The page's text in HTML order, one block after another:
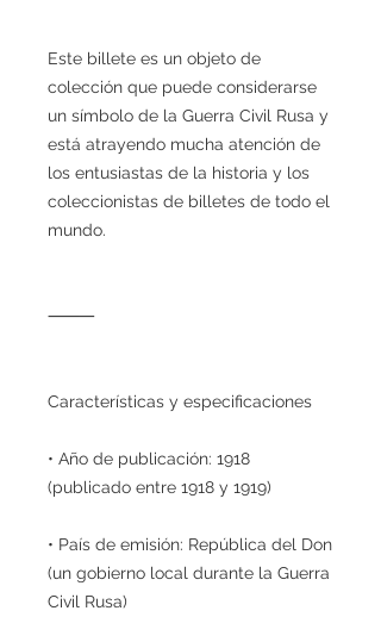
Este billete es un objeto de
colección que puede considerarse
un símbolo de la Guerra Civil Rusa y
está atrayendo mucha atención de
los entusiastas de la historia y los
coleccionistas de billetes de todo el
mundo.
⸻
Características y especificaciones
• Año de publicación: 1918
(publicado entre 1918 y 1919)
• País de emisión: República del Don
(un gobierno local durante la Guerra
Civil Rusa)